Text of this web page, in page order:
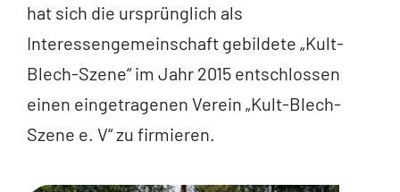
hat sich die ursprünglich als
Interessengemeinschaft gebildete „Kult-
Blech-Szene“ im Jahr 2015 entschlossen
einen eingetragenen Verein „Kult-Blech-
Szene e. V“ zu firmieren.